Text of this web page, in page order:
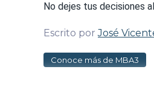
No dejes tus decisiones
Escrito porJosé
Conoce más de MBA3